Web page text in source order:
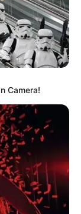
Camera!